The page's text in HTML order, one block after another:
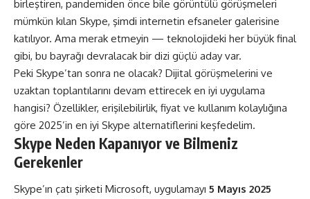
birleştiren, pandemiden önce bile görüntülü görüşmeleri
mümkün kılan Skype, şimdi internetin efsaneler galerisine
katılıyor. Ama merak etmeyin — teknolojideki her büyük final
gibi, bu bayrağı devralacak bir dizi güçlü aday var.
Peki Skype’tan sonra ne olacak? Dijital görüşmelerini ve
uzaktan toplantılarını devam ettirecek en iyi uygulama
hangisi? Özellikler, erişilebilirlik, fiyat ve kullanım kolaylığına
göre 2025’in en iyi Skype alternatiflerini keşfedelim.
Skype Neden Kapanıyor ve Bilmeniz
Gerekenler
Skype’ın çatı şirketi Microsoft, uygulamayı 5 Mayıs 2025